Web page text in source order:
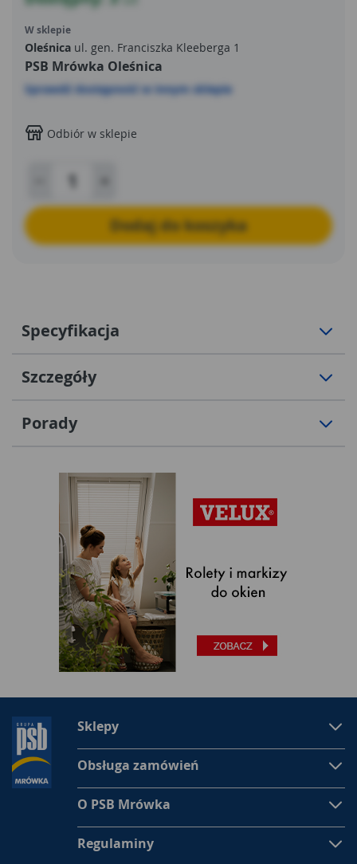
W sklepie
Oleśnica ul. gen. Franciszka Kleeberga 1
PSB Mrówka Oleśnica
Sprawdź dostępność w innym sklepie
Odbiór w sklepie
Dodaj do koszyka
Specyfikacja
Szczegóły
Porady
Sklepy
Obsługa zamówień
O PSB Mrówka
Regulaminy